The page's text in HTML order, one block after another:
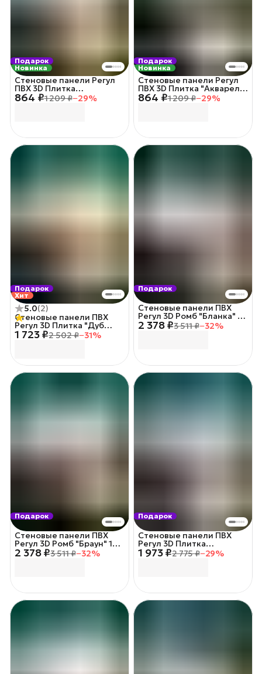
Подарок
Новинка
864 ₽1 209 ₽−29%
Стеновые панели Регул
ПВХ 3D Плитка
"Кашемир"10шт/уп.
48х48см.
Подарок
Новинка
864 ₽1 209 ₽−29%
Стеновые панели Регул
ПВХ 3D Плитка "Акварель"
10шт/уп. 48х48см.
Подарок
Хит
5.0(2)
1 723 ₽2 502 ₽−31%
Стеновые панели ПВХ
Регул 3D Плитка "Дуб
Сонома" 10 шт/уп.
Подарок
2 378 ₽3 511 ₽−32%
Стеновые панели ПВХ
Регул 3D Ромб "Бланка" 10
шт/уп.
Подарок
2 378 ₽3 511 ₽−32%
Стеновые панели ПВХ
Регул 3D Ромб "Браун" 10
шт/уп.
Подарок
1 973 ₽2 775 ₽−29%
Стеновые панели ПВХ
Регул 3D Плитка
"Стеклоблоки" 10 шт/уп.